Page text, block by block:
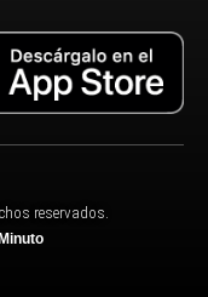
reservados.